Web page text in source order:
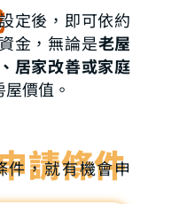
定後，即可依約
金，無論是老屋
居家改善或家庭
價值。
請條件
件，就有機會申